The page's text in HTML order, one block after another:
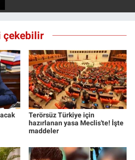
çekebilir
Terörsüz Türkiye için
hazırlanan yasa Meclis'te! İşte
maddeler